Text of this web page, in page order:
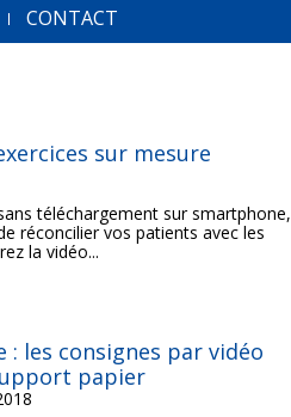
CONTACT
sur mesure
téléchargement sur smartphone,
réconcilier vos patients avec les
la vidéo...
les consignes par vidéo
papier